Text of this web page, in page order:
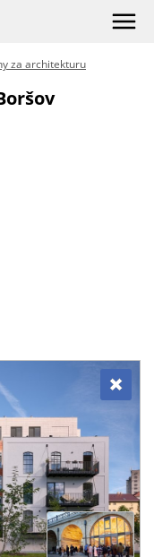
za architekturu